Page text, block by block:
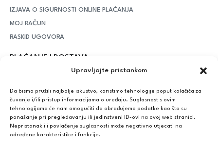
Upravljajte pristankom
Da bismo pružili najbolje iskustvo, koristimo tehnologije poput kolačića za
čuvanje i/ili pristup informacijama o uređaju. Suglasnost s ovim
tehnologijama će nam omogućiti da obrađujemo podatke kao što su
ponašanje pri pregledavanju ili jedinstveni ID-ovi na ovoj web stranici.
Nepristanak ili povlačenje suglasnosti može negativno utjecati na
određene karakteristike i funkcije.
IZJAVA O SIGURNOSTI ONLINE PLAĆANJA
MOJ RAČUN
RASKID UGOVORA
PLAĆANJE I DOSTAVA
– iznad potrošenih 55 eura dostava je
Plaćanje:
Bankovna transakcija, plaćanje prilikom preuzimanja, CorvusPay